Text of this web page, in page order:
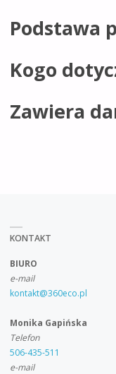
Podstawa
Kogo
Zawiera
KONTAKT
BIURO
e-mail
kontakt@360eco.pl
Monika Gapińska
Telefon
506-435-511
e-mail